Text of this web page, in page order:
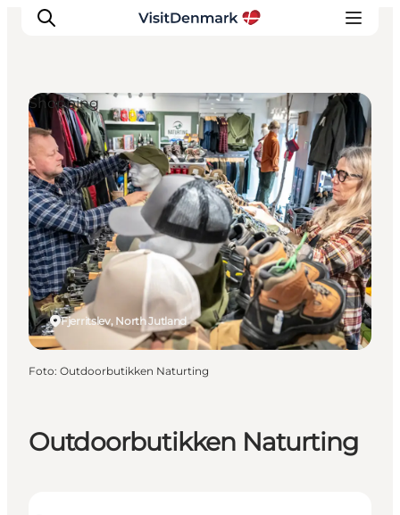
Inspiration
Resmål
Aktiviteter
Övernatta
Planera resan
Outdoorbutikken Naturting
Fjerritslev, North Jutland
Shopping
Foto: Outdoorbutikken Naturting